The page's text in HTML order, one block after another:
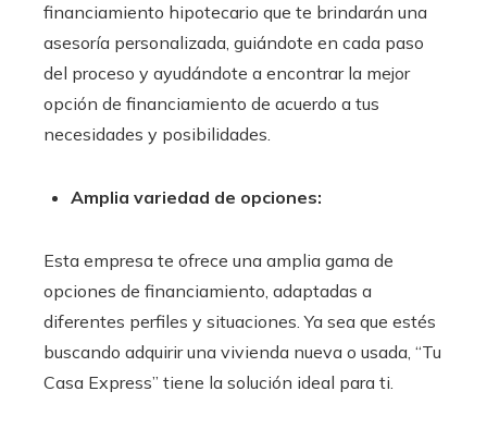
financiamiento hipotecario que te brindarán una
asesoría personalizada, guiándote en cada paso
del proceso y ayudándote a encontrar la mejor
opción de financiamiento de acuerdo a tus
necesidades y posibilidades.
Amplia variedad de opciones:
Esta empresa te ofrece una amplia gama de
opciones de financiamiento, adaptadas a
diferentes perfiles y situaciones. Ya sea que estés
buscando adquirir una vivienda nueva o usada, “Tu
Casa Express” tiene la solución ideal para ti.